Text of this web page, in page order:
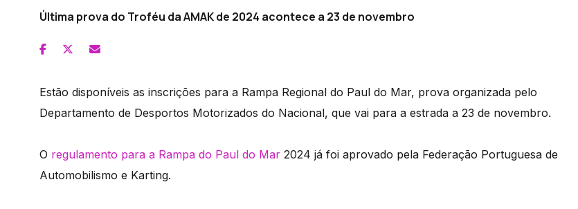
Última prova do Troféu da AMAK de 2024 acontece a 23 de novembro
Estão disponíveis as inscrições para a Rampa Regional do Paul do Mar, prova organizada pelo
Departamento de Desportos Motorizados do Nacional, que vai para a estrada a 23 de novembro.
O regulamento para a Rampa do Paul do Mar 2024 já foi aprovado pela Federação Portuguesa de
Automobilismo e Karting.